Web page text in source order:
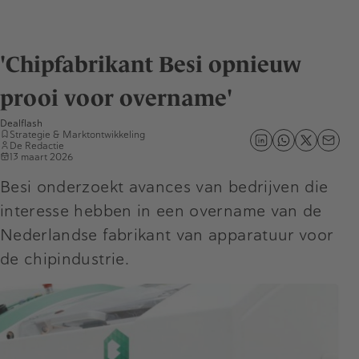
'Chipfabrikant Besi opnieuw
prooi voor overname'
Dealflash
Strategie & Marktontwikkeling
De Redactie
13 maart 2026
Besi onderzoekt avances van bedrijven die
interesse hebben in een overname van de
Nederlandse fabrikant van apparatuur voor
de chipindustrie.